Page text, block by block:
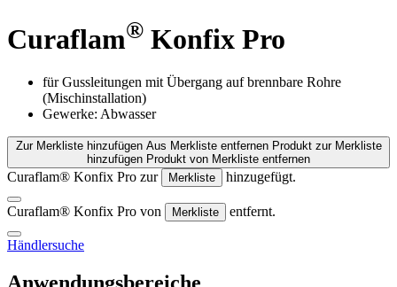
Curaflam® Konfix Pro
für Gussleitungen mit Übergang auf brennbare Rohre
(Mischinstallation)
Gewerke: Abwasser
Zur Merkliste hinzufügen Aus Merkliste entfernen Produkt zur Merkliste
hinzufügen Produkt von Merkliste entfernen
Curaflam® Konfix Pro zur Merkliste hinzugefügt.
Curaflam® Konfix Pro von Merkliste entfernt.
Händlersuche
Anwendungsbereiche